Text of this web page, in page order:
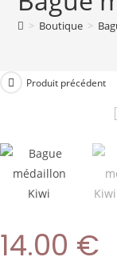
> Boutique >
Produit précédent
14.00 €